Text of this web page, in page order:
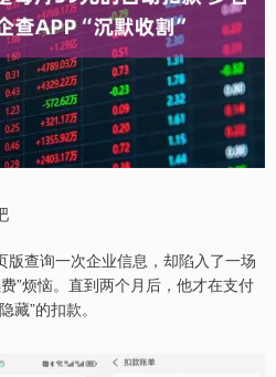
版查询一次企业信息，却陷入了一场
”烦恼。直到两个月后，他才在支付
藏”的扣款。